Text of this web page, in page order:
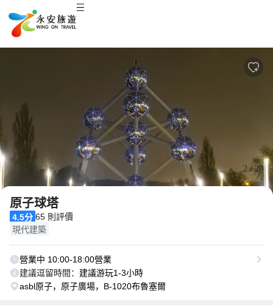
2/20
原子球塔
4.5分 65 則評價
現代建築
營業中 10:00-18:00營業
建議逗留時間： 建議游玩1-3小時
asbl原子，原子廣場，B-1020布魯塞爾